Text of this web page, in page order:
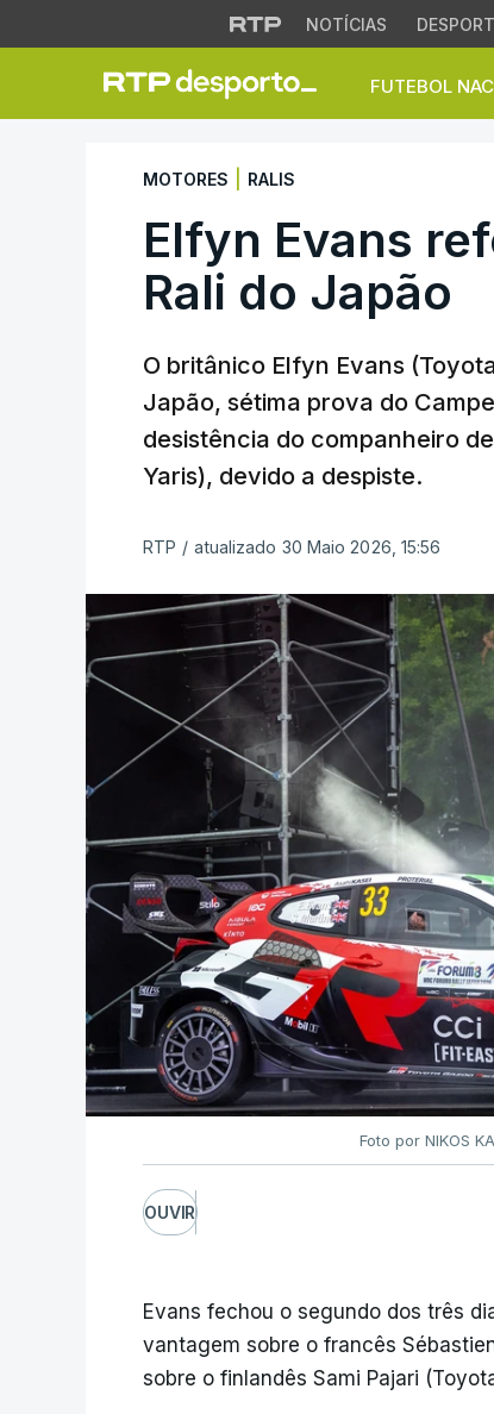
NOTÍCIAS
FUTEBOL
Elfyn Evans
MOTORES RALIS
Elfyn Evans
Rali do Japão
O britânico Elfyn Evans
Japão, sétima prova do
desistência do companheiro
Yaris), devido a despiste.
RTP / atualizado 30 Maio 2026, 15:56
Foto por NIKOS
OUVIR
Evans fechou o segundo dos três
vantagem sobre o francês
sobre o finlandês Sami Pajari